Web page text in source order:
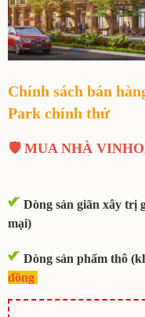
Chính sách bán
Park chính thứ
🛡️ MUA NHÀ
Dòng sản giãn xây trị
mại)
Dòng sản phẩm thô
đồng